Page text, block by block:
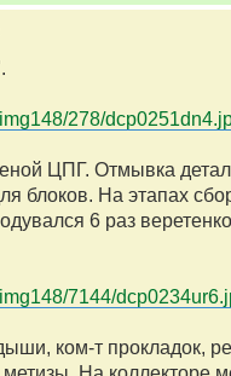
278/
ЦПГ. Отмывка
блоков. На этапах
6 раз
7144/
ком-т прокладок,